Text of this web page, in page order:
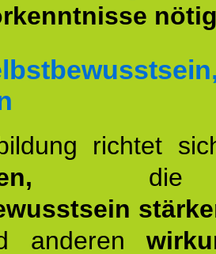
richtet
die
anderen